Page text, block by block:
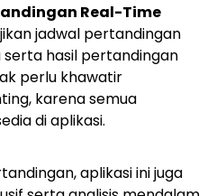
Real-Time
jadwal pertandingan
serta hasil pertandingan
perlu khawatir
karena semua
di aplikasi.
aplikasi ini juga